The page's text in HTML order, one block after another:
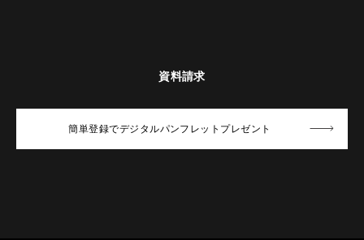
資料請求
簡単登録でデジタルパンフレットプレゼント